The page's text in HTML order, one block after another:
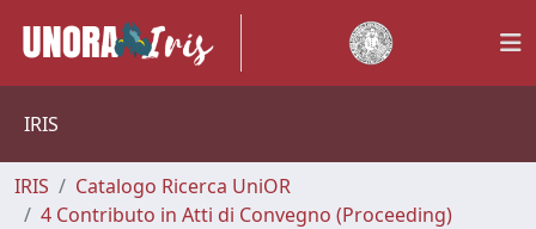
IRIS
IRIS
Catalogo Ricerca UniOR
4 Contributo in Atti di Convegno (Proceeding)